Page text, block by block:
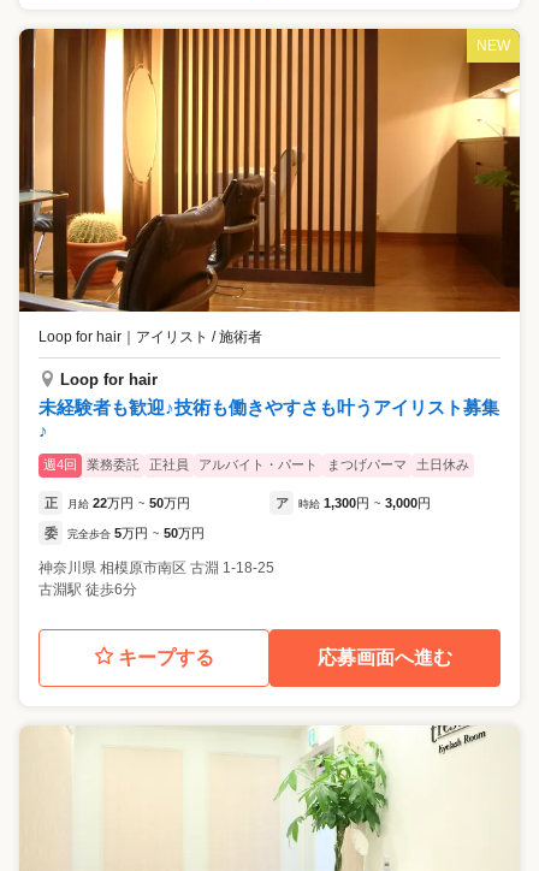
NEW
Loop for hair ｜ アイリスト / 施術者
Loop for hair
未経験者も歓迎♪技術も働きやすさも叶うアイリスト募集
♪
週4回 業務委託 正社員 アルバイト・パート まつげパーマ 土日休み
正 月給 22万円 ~ 50万円 ア 時給 1,300円 ~ 3,000円
委 完全歩合 5万円 ~ 50万円
神奈川県 相模原市南区 古淵 1-18-25
古淵駅 徒歩6分
キープする 応募画面へ進む